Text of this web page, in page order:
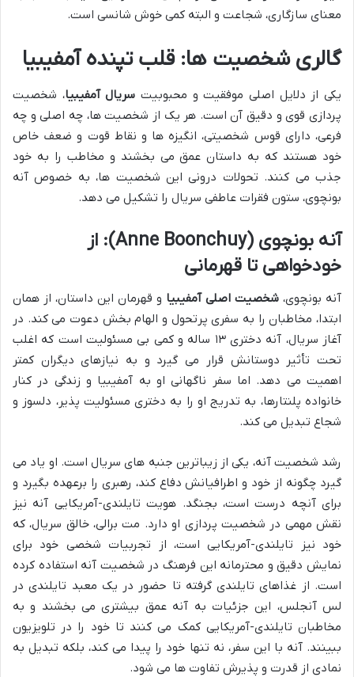
معنای سازگاری، شجاعت و البته کمی خوش شانسی است.
گالری شخصیت ها: قلب تپنده آمفیبیا
یکی از دلایل اصلی موفقیت و محبوبیت سریال آمفیبیا، شخصیت
پردازی قوی و دقیق آن است. هر یک از شخصیت ها، چه اصلی و چه
فرعی، دارای قوس شخصیتی، انگیزه ها و نقاط قوت و ضعف خاص
خود هستند که به داستان عمق می بخشند و مخاطب را به خود
جذب می کنند. تحولات درونی این شخصیت ها، به خصوص آنه
بونچوی، ستون فقرات عاطفی سریال را تشکیل می دهد.
آنه بونچوی (Anne Boonchuy): از
خودخواهی تا قهرمانی
آنه بونچوی، شخصیت اصلی آمفیبیا و قهرمان این داستان، از همان
ابتدا، مخاطبان را به سفری پرتحول و الهام بخش دعوت می کند. در
آغاز سریال، آنه دختری ۱۳ ساله و کمی بی مسئولیت است که اغلب
تحت تأثیر دوستانش قرار می گیرد و به نیازهای دیگران کمتر
اهمیت می دهد. اما سفر ناگهانی او به آمفیبیا و زندگی در کنار
خانواده پلنتارها، به تدریج او را به دختری مسئولیت پذیر، دلسوز و
شجاع تبدیل می کند.
رشد شخصیت آنه، یکی از زیباترین جنبه های سریال است. او یاد می
گیرد چگونه از خود و اطرافیانش دفاع کند، رهبری را برعهده بگیرد و
برای آنچه درست است، بجنگد. هویت تایلندی-آمریکایی آنه نیز
نقش مهمی در شخصیت پردازی او دارد. مت برالی، خالق سریال، که
خود نیز تایلندی-آمریکایی است، از تجربیات شخصی خود برای
نمایش دقیق و محترمانه این فرهنگ در شخصیت آنه استفاده کرده
است. از غذاهای تایلندی گرفته تا حضور در یک معبد تایلندی در
لس آنجلس، این جزئیات به آنه عمق بیشتری می بخشند و به
مخاطبان تایلندی-آمریکایی کمک می کنند تا خود را در تلویزیون
ببینند. آنه با این سفر، نه تنها خود را پیدا می کند، بلکه تبدیل به
نمادی از قدرت و پذیرش تفاوت ها می شود.